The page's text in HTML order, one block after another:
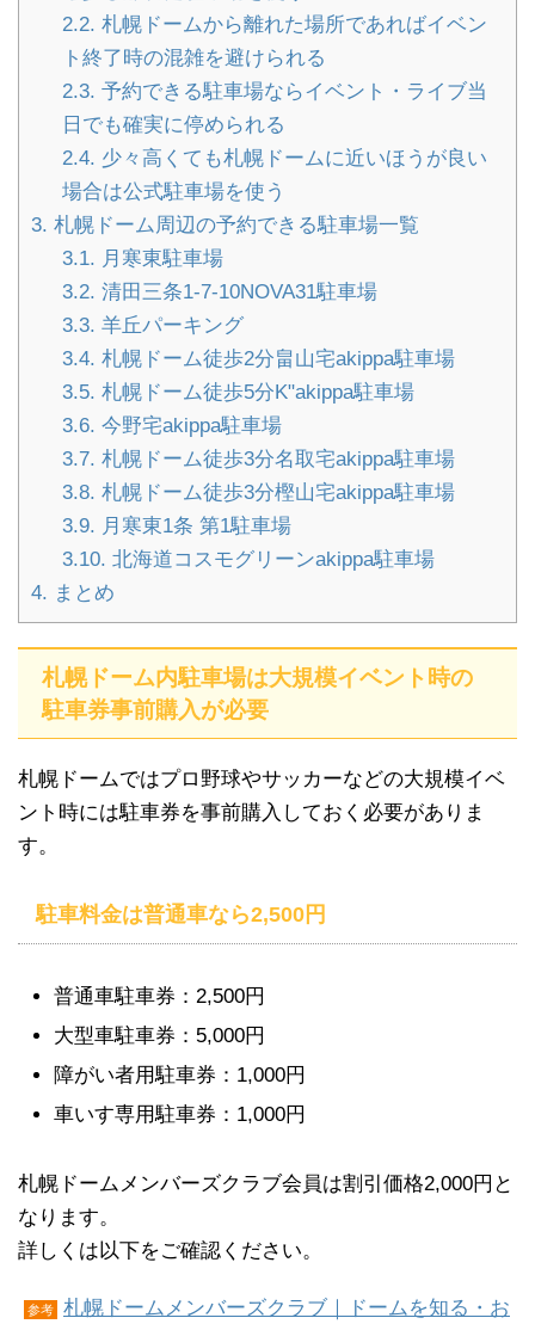
2.2. 札幌ドームから離れた場所であればイベン
ト終了時の混雑を避けられる
2.3. 予約できる駐車場ならイベント・ライブ当
日でも確実に停められる
2.4. 少々高くても札幌ドームに近いほうが良い
場合は公式駐車場を使う
3. 札幌ドーム周辺の予約できる駐車場一覧
3.1. 月寒東駐車場
3.2. 清田三条1-7-10NOVA31駐車場
3.3. 羊丘パーキング
3.4. 札幌ドーム徒歩2分畠山宅akippa駐車場
3.5. 札幌ドーム徒歩5分K"akippa駐車場
3.6. 今野宅akippa駐車場
3.7. 札幌ドーム徒歩3分名取宅akippa駐車場
3.8. 札幌ドーム徒歩3分樫山宅akippa駐車場
3.9. 月寒東1条 第1駐車場
3.10. 北海道コスモグリーンakippa駐車場
4. まとめ
札幌ドーム内駐車場は大規模イベント時の
駐車券事前購入が必要
札幌ドームではプロ野球やサッカーなどの大規模イベ
ント時には駐車券を事前購入しておく必要がありま
す。
駐車料金は普通車なら2,500円
普通車駐車券：2,500円
大型車駐車券：5,000円
障がい者用駐車券：1,000円
車いす専用駐車券：1,000円
札幌ドームメンバーズクラブ会員は割引価格2,000円と
なります。
詳しくは以下をご確認ください。
参考
札幌ドームメンバーズクラブ｜ドームを知る・お